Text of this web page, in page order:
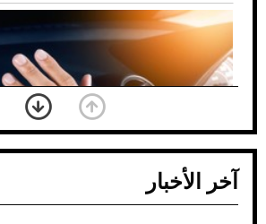
آخر الأخبار